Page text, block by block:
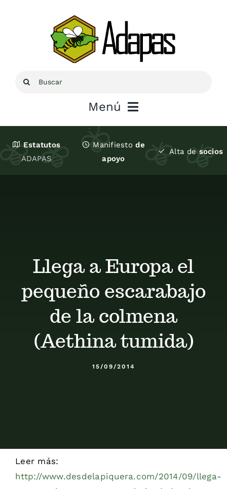
Buscar:
Menú
Blog
Contacto
Stop Velutina
Estatutos
ADAPAS
Manifiesto de
apoyo
Alta de socios
Llega a Europa el
pequeño escarabajo
de la colmena
(Aethina tumida)
15/09/2014
Leer más:
http://www.desdelapiquera.com/2014/09/llega-